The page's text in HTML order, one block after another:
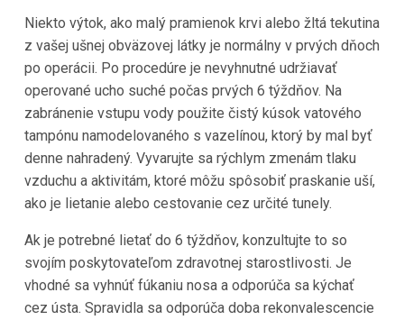
Niekto výtok, ako malý pramienok krvi alebo žltá tekutina
z vašej ušnej obväzovej látky je normálny v prvých dňoch
po operácii. Po procedúre je nevyhnutné udržiavať
operované ucho suché počas prvých 6 týždňov. Na
zabránenie vstupu vody použite čistý kúsok vatového
tampónu namodelovaného s vazelínou, ktorý by mal byť
denne nahradený. Vyvarujte sa rýchlym zmenám tlaku
vzduchu a aktivitám, ktoré môžu spôsobiť praskanie uší,
ako je lietanie alebo cestovanie cez určité tunely.
Ak je potrebné lietať do 6 týždňov, konzultujte to so
svojím poskytovateľom zdravotnej starostlivosti. Je
vhodné sa vyhnúť fúkaniu nosa a odporúča sa kýchať
cez ústa. Spravidla sa odporúča doba rekonvalescencie